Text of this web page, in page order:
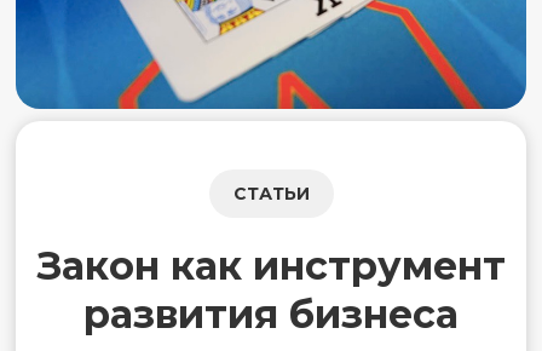
СТАТЬИ
Закон как инструмент
развития бизнеса